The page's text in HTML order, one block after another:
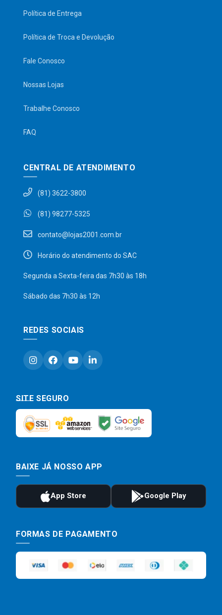
Política de Entrega
Política de Troca e Devolução
Fale Conosco
Nossas Lojas
Trabalhe Conosco
FAQ
CENTRAL DE ATENDIMENTO
(81) 3622-3800
(81) 98277-5325
contato@lojas2001.com.br
Horário do atendimento do SAC
Segunda a Sexta-feira das 7h30 às 18h
Sábado das 7h30 às 12h
REDES SOCIAIS
SITE SEGURO
BAIXE JÁ NOSSO APP
FORMAS DE PAGAMENTO